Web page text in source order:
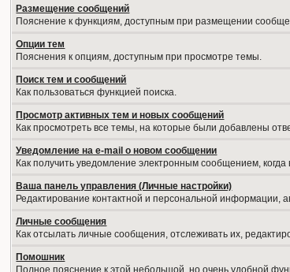
Размещение сообщений
Пояснение к функциям, доступным при размещении
Опции тем
Пояснения к опциям, доступным при просмотре темы.
Поиск тем и сообщений
Как пользоваться функцией поиска.
Просмотр активных тем и новых сообщений
Как просмотреть все темы, на которые были добавлены
Уведомление на е-mail о новом сообщении
Как получить уведомление электронным сообщением,
Ваша панель управления (Личные настройки)
Редактирование контактной и персональной информации,
Личные сообщения
Как отсылать личные сообщения, отслеживать их,
Помошник